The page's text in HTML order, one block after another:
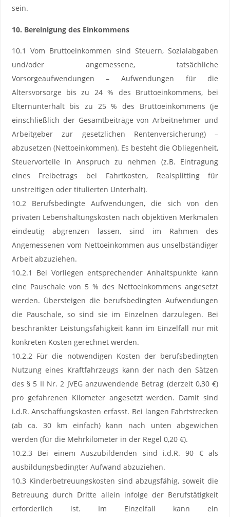
sein.
10. Bereinigung des Einkommens
10.1 Vom Bruttoeinkommen sind Steuern, Sozialabgaben
und/oder angemessene, tatsächliche
Vorsorgeaufwendungen – Aufwendungen für die
Altersvorsorge bis zu 24 % des Bruttoeinkommens, bei
Elternunterhalt bis zu 25 % des Bruttoeinkommens (je
einschließlich der Gesamtbeiträge von Arbeitnehmer und
Arbeitgeber zur gesetzlichen Rentenversicherung) –
abzusetzen (Nettoeinkommen). Es besteht die Obliegenheit,
Steuervorteile in Anspruch zu nehmen (z.B. Eintragung
eines Freibetrags bei Fahrtkosten, Realsplitting für
unstreitigen oder titulierten Unterhalt).
10.2 Berufsbedingte Aufwendungen, die sich von den
privaten Lebenshaltungskosten nach objektiven Merkmalen
eindeutig abgrenzen lassen, sind im Rahmen des
Angemessenen vom Nettoeinkommen aus unselbständiger
Arbeit abzuziehen.
10.2.1 Bei Vorliegen entsprechender Anhaltspunkte kann
eine Pauschale von 5 % des Nettoeinkommens angesetzt
werden. Übersteigen die berufsbedingten Aufwendungen
die Pauschale, so sind sie im Einzelnen darzulegen. Bei
beschränkter Leistungsfähigkeit kann im Einzelfall nur mit
konkreten Kosten gerechnet werden.
10.2.2 Für die notwendigen Kosten der berufsbedingten
Nutzung eines Kraftfahrzeugs kann der nach den Sätzen
des § 5 II Nr. 2 JVEG anzuwendende Betrag (derzeit 0,30 €)
pro gefahrenen Kilometer angesetzt werden. Damit sind
i.d.R. Anschaffungskosten erfasst. Bei langen Fahrtstrecken
(ab ca. 30 km einfach) kann nach unten abgewichen
werden (für die Mehrkilometer in der Regel 0,20 €).
10.2.3 Bei einem Auszubildenden sind i.d.R. 90 € als
ausbildungsbedingter Aufwand abzuziehen.
10.3 Kinderbetreuungskosten sind abzugsfähig, soweit die
Betreuung durch Dritte allein infolge der Berufstätigkeit
erforderlich ist. Im Einzelfall kann ein